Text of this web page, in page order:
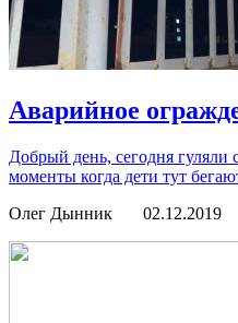
Аварийное
Добрый день, сегодня
моменты когда дети тут
Олег Дынник
02.12.2019